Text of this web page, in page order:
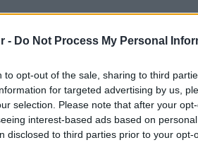
- Do Not Process My Personal
to opt-out of the sale, sharing to third
for targeted advertising by us,
selection. Please note that after your
interest-based ads based on
disclosed to third parties prior to your